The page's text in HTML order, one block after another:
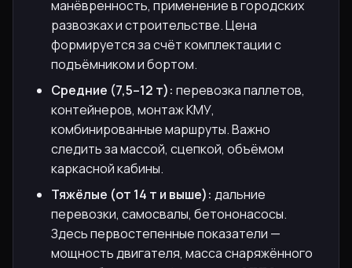
манёвренность, применение в городских
развозках и строительстве. Цена
формируется за счёт комплектации с
подъёмником и бортом.
Средние (7,5–12 т): перевозка паллетов,
контейнеров, монтаж КМУ,
комбинированные маршруты. Важно
следить за массой, сцепкой, объёмом
каркасной кабины.
Тяжёлые (от 14 т и выше): дальние
перевозки, самосвалы, бетононасосы.
Здесь первостепенные показатели —
мощность двигателя, масса снаряжённого